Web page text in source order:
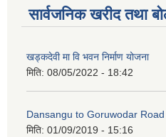
सार्वजनिक खरीद तथा
खड्कदेवी मा वि भवन निर्माण योजना
मिति: 08/05/2022 - 18:42
Dansangu to Goruwodar
मिति: 01/09/2019 - 15:16